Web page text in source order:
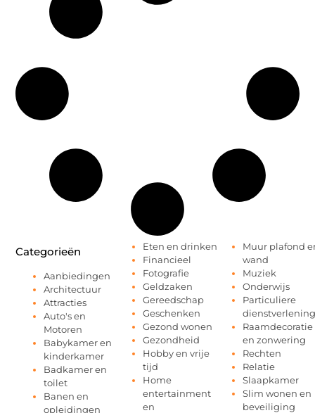
Categorieën
Aanbiedingen
Architectuur
Attracties
Auto's en
Motoren
Babykamer en
kinderkamer
Badkamer en
toilet
Banen en
opleidingen
Eten en drinken
Financieel
Fotografie
Geldzaken
Gereedschap
Geschenken
Gezond wonen
Gezondheid
Hobby en vrije
tijd
Home
entertainment
en
Muur plafond
wand
Muziek
Onderwijs
Particuliere
dienstverlening
Raamdecoratie
en zonwering
Rechten
Relatie
Slaapkamer
Slim wonen en
beveiliging